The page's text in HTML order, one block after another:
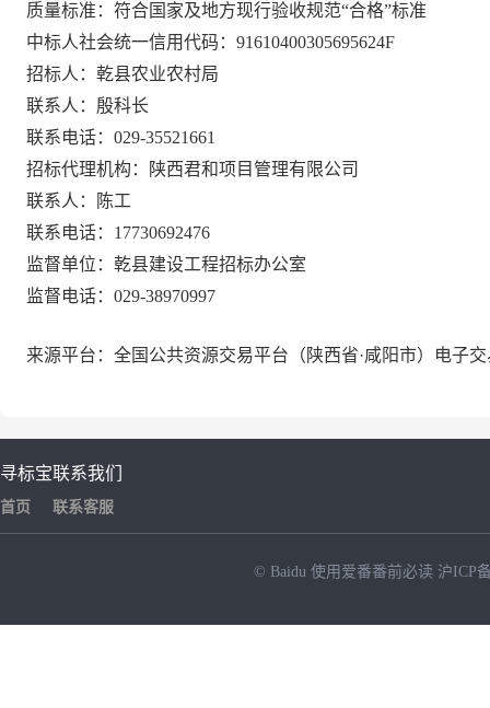
质量标准：符合国家及地方现行验收规范“合格”标准
中标人社会统一信用代码： 91610400305695624F
招标人：乾县农业农村局
联系人：殷科长
联系电话： 029-35521661
招标代理机构：陕西君和项目管理有限公司
联系人：陈工
联系电话： 17730692476
监督单位：乾县建设工程招标办公室
监督电话： 029-38970997
来源平台：全国公共资源交易平台（陕西省·咸阳市）电子
寻标宝
首页
联系我们
联系客服
© Baidu 使用爱番番前必读 沪ICP